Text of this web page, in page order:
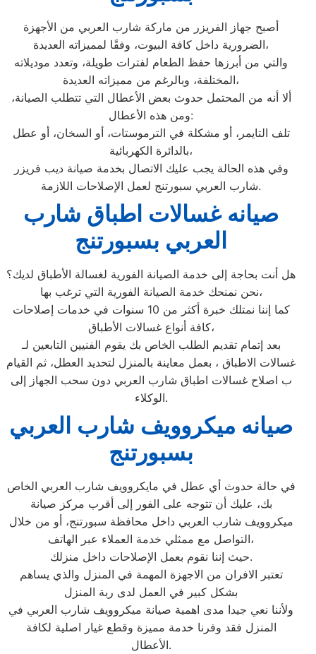
أصبح جهاز الفريزر من ماركة شارب العربي من الأجهزة
الضرورية داخل كافة البيوت، وفقًا لمميزاته العديدة،
والتي من أبرزها حفظ الطعام لفترات طويلة، وتعدد موديلاته
المختلفة، وبالرغم من مميزاته العديدة،
ألا أنه من المحتمل حدوث بعض الأعطال التي تتطلب الصيانة،
ومن هذه الأعطال:
تلف التايمر، أو مشكلة في الترموستات، أو السخان، أو عطل
بالدائرة الكهربائية،
وفي هذه الحالة يجب عليك الاتصال بخدمة صيانة ديب فريزر
شارب العربي سبورتنج لعمل الإصلاحات اللازمة.
صيانه غسالات اطباق شارب
العربي بسبورتنج
هل أنت بحاجة إلى خدمة الصيانة الفورية لغسالة الأطباق لديك؟
نحن نمنحك خدمة الصيانة الفورية التي ترغب بها،
كما إننا نمتلك خبرة أكثر من 10 سنوات في خدمات إصلاحات
كافة أنواع غسالات الأطباق،
بعد إتمام تقديم الطلب الخاص بك يقوم الفنيين التابعين لـ
غسالات الاطباق ، بعمل معاينة بالمنزل لتحديد العطل، ثم القيام
ب اصلاح غسالات اطباق شارب العربي دون سحب الجهاز إلى
الوكلاء.
صيانه ميكروويف شارب العربي
بسبورتنج
في حالة حدوث أي عطل في مايكروويف شارب العربي الخاص
بك، عليك أن تتوجه على الفور إلى أقرب مركز صيانة
ميكروويف شارب العربي داخل محافظة سبورتنج، أو من خلال
التواصل مع ممثلي خدمة العملاء عبر الهاتف،
حيث إننا نقوم بعمل الإصلاحات داخل منزلك.
تعتبر الافران من الاجهزة المهمة في المنزل والذي يساهم
بشكل كبير في العمل لدى ربة المنزل
ولأننا نعي جيدا مدى اهمية صيانة ميكروويف شارب العربي في
المنزل فقد وفرنا خدمة مميزة وقطع غيار اصلية لكافة
الأعطال.